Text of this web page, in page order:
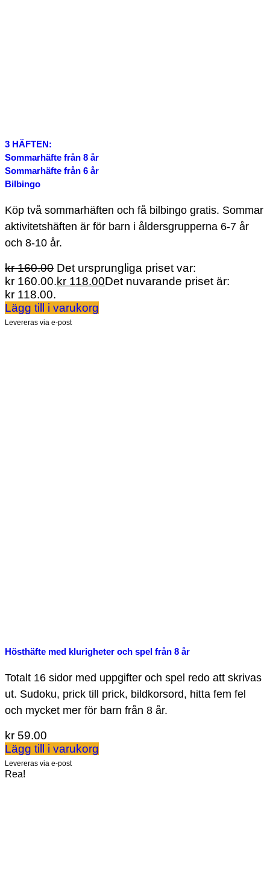
3 HÄFTEN:
Sommarhäfte från 8 år
Sommarhäfte från 6 år
Bilbingo
Köp två sommarhäften och få bilbingo gratis. Sommar
aktivitetshäften är för barn i åldersgrupperna 6-7 år
och 8-10 år.
kr160.00 Det ursprungliga priset var:
kr 160.00.kr 118.00Det nuvarande priset är:
kr 118.00.
Lägg till i varukorg
Levereras via e-post
Hösthäfte med klurigheter och spel från 8 år
Totalt 16 sidor med uppgifter och spel redo att skrivas
ut. Sudoku, prick till prick, bildkorsord, hitta fem fel
och mycket mer för barn från 8 år.
kr 59.00
Lägg till i varukorg
Levereras via e-post
Rea!